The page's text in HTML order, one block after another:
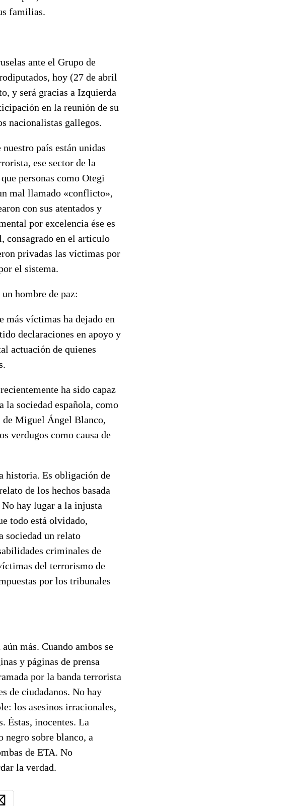
familias.
ante el Grupo de
hoy (27 de abril
y será gracias a Izquierda
en la reunión de su
nacionalistas gallegos.
país están unidas
ese sector de la
personas como Otegi
mal llamado «conflicto»,
con sus atentados y
por excelencia ése es
consagrado en el artículo
privadas las víctimas por
el sistema.
hombre de paz:
más víctimas ha dejado en
declaraciones en apoyo y
actuación de quienes
ha sido capaz
la sociedad española, como
de Miguel Ángel Blanco,
verdugos como causa de
historia. Es obligación de
de los hechos basada
hay lugar a la injusta
todo está olvidado,
sociedad un relato
criminales de
del terrorismo de
por los tribunales
más. Cuando ambos se
y páginas de prensa
por la banda terrorista
de ciudadanos. No hay
los asesinos irracionales,
Éstas, inocentes. La
negro sobre blanco, a
de ETA. No
la verdad.